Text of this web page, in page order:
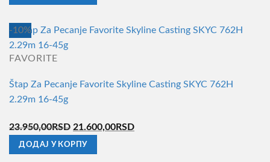
је
19.600,00RSD.
-10%
FAVORITE
Štap Za Pecanje Favorite Skyline Casting SKYC 762H
2.29m 16-45g
23.950,00RSD Оригинална
цена
је
21.600,00RSDТренутна
ДОДАЈ У КОРПУ